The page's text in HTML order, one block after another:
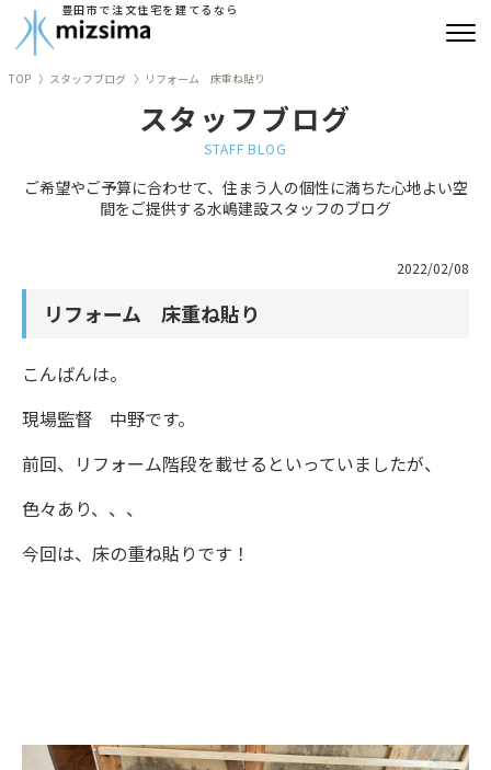
豊田市で注文住宅を建てるなら
リフォーム
建築実績
よくあるご質問
ブログ
ニュース
TOP スタッフブログ リフォーム 床重ね貼り
スタッフブログ
STAFF BLOG
ご希望やご予算に合わせて、住まう人の個性に満ちた心地よい空
間をご提供する水嶋建設スタッフのブログ
2022/02/08
リフォーム 床重ね貼り
こんばんは。
現場監督 中野です。
前回、リフォーム階段を載せるといっていましたが、
色々あり、、、
今回は、床の重ね貼りです！